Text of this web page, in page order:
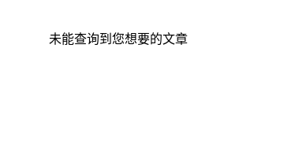
未能查询到您想要的文章